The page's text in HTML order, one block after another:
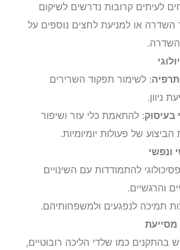
לעיתים קרובות נדרשים לשיקום
השדרה או למניעת לחצים נוספים על
: לשימור תפקוד השרירים
ניוון.
בעיסוק: להתאמת כלי עזר ושיפור
הביצוע של פעולות יומיומיות.
ונפשי
פסיכולוגי להתמודדות עם השינויים
והרגשיים.
תמיכה לנפגעים ולמשפחותיהם.
מסייעת
בהתקנים כמו שלדי הליכה רובוטיים,